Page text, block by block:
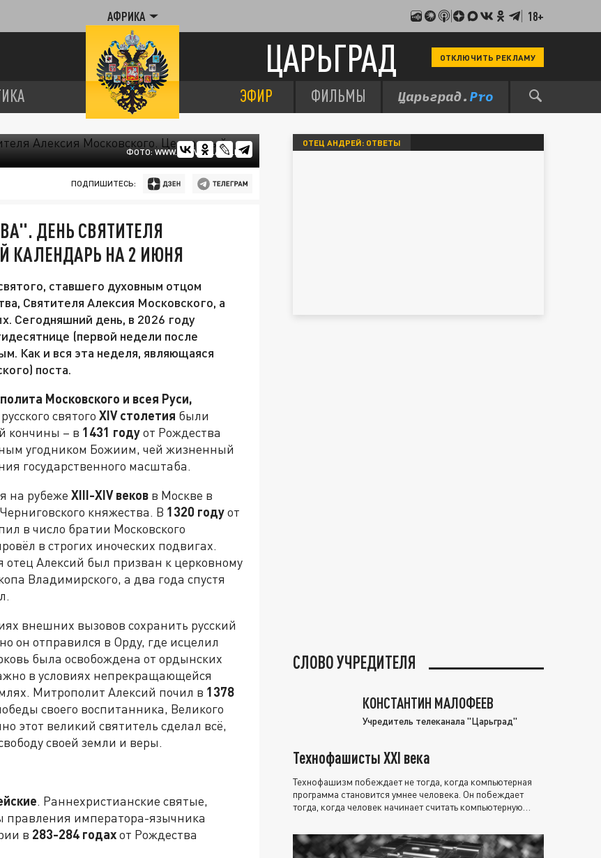
АФРИКА 18+
ЦАРЬГРАД ОТКЛЮЧИТЬ РЕКЛАМУ
ЭФИР ФИЛЬМЫ
ФОТО: WWW.PRAVOSLAVIE.RU
ПОДПИШИТЕСЬ:
ДЕНЬ СВЯТИТЕЛЯ
КАЛЕНДАРЬ НА 2 ИЮНЯ
ставшего духовным отцом
Святителя Алексия Московского, а
Сегодняшний день, в 2026 году
(первой недели после
Как и вся эта неделя, являющаяся
поста.
Московского и всея Руси,
святого XIVстолетия были
кончины – в 1431 годуот Рождества
угодником Божиим, чей жизненный
государственного масштаба.
на рубеже XIII-XIV веков в Москве в
княжества. В 1320 годуот
в число братии Московского
в строгих иноческих подвигах.
отец Алексий был призван к церковному
Владимирского, а два года спустя
внешних вызовов сохранить русский
он отправился в Орду, где исцелил
была освобождена от ордынских
в условиях непрекращающейся
Митрополит Алексий почил в 1378
своего воспитанника, Великого
этот великий святитель сделал всё,
своей земли и веры.
. Раннехристианские святые,
правления императора-язычника
в 283-284 годахот Рождества
ОТЕЦ АНДРЕЙ: ОТВЕТЫ
СЛОВО УЧРЕДИТЕЛЯ
КОНСТАНТИН МАЛОФЕЕВ
Учредитель телеканала "Царьград"
Технофашисты XXI века
Технофашизм побеждает не тогда, когда компьютерная
программа становится умнее человека. Он побеждает
тогда, когда человек начинает считать компьютерную